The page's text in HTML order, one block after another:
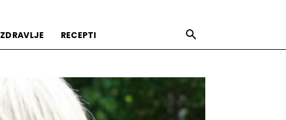
ZDRAVLJE RECEPTI